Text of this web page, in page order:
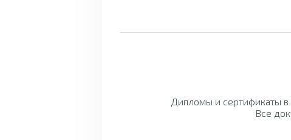
Дипломы и сертификаты в
Все